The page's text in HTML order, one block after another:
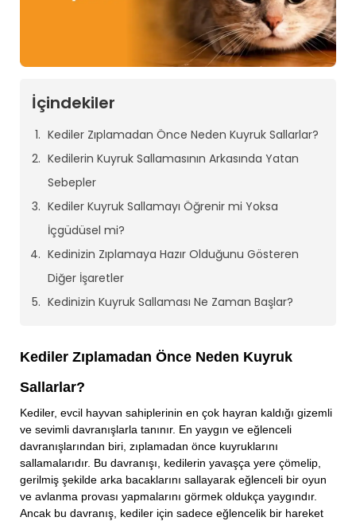
İçindekiler
Kediler Zıplamadan Önce Neden Kuyruk Sallarlar?
Kedilerin Kuyruk Sallamasının Arkasında Yatan
Sebepler
Kediler Kuyruk Sallamayı Öğrenir mi Yoksa
İçgüdüsel mi?
Kedinizin Zıplamaya Hazır Olduğunu Gösteren
Diğer İşaretler
Kedinizin Kuyruk Sallaması Ne Zaman Başlar?
Kediler Zıplamadan Önce Neden Kuyruk
Sallarlar?
Kediler, evcil hayvan sahiplerinin en çok hayran kaldığı gizemli
ve sevimli davranışlarla tanınır. En yaygın ve eğlenceli
davranışlarından biri, zıplamadan önce kuyruklarını
sallamalarıdır. Bu davranışı, kedilerin yavaşça yere çömelip,
gerilmiş şekilde arka bacaklarını sallayarak eğlenceli bir oyun
ve avlanma provası yapmalarını görmek oldukça yaygındır.
Ancak bu davranış, kediler için sadece eğlencelik bir hareket